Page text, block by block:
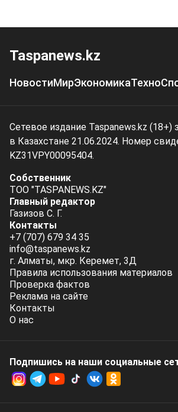
Taspanews.kz
НовостиМирЭкономикаТехно
Сетевое издание Taspanews.kz (18+)
в Казахстане 21.06.2024. Номер
KZ31VPY00095404.
Собственник
ТОО "TASPANEWS.KZ"
Главный редактор
Газизов С. Г.
Контакты
+7 (707) 679 34 35
info@taspanews.kz
г. Алматы, мкр. Керемет, 3Д
Правила использования материалов
Проверка фактов
Реклама на сайте
Контакты
О нас
Подпишись на наши социальные